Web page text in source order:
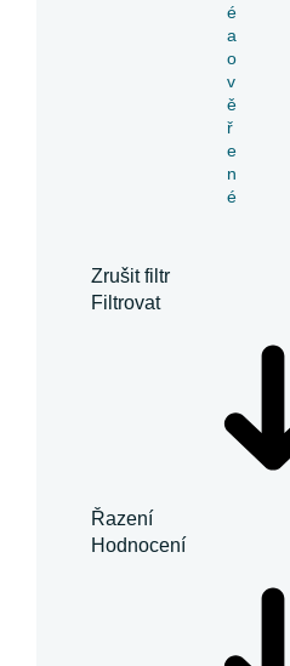
é
a
o
v
ě
ř
e
n
é
Zrušit filtr
Filtrovat
Řazení
Hodnocení